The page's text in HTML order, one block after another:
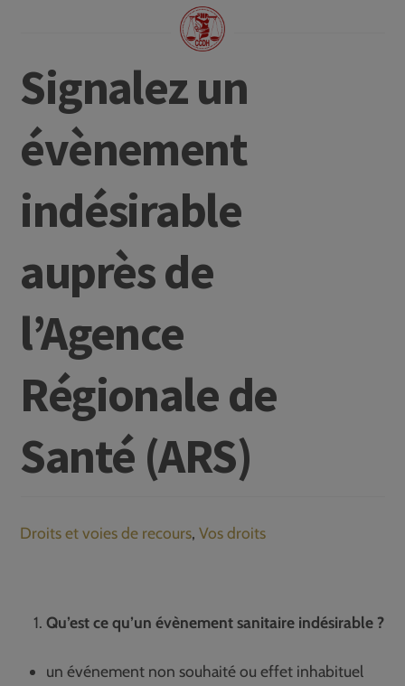
Signalez un
évènement
indésirable
auprès de
l’Agence
Régionale de
Santé (ARS)
Droits et voies de recours,Vos droits
Qu’est ce qu’un évènement sanitaire indésirable ?
un événement non souhaité ou effet inhabituel